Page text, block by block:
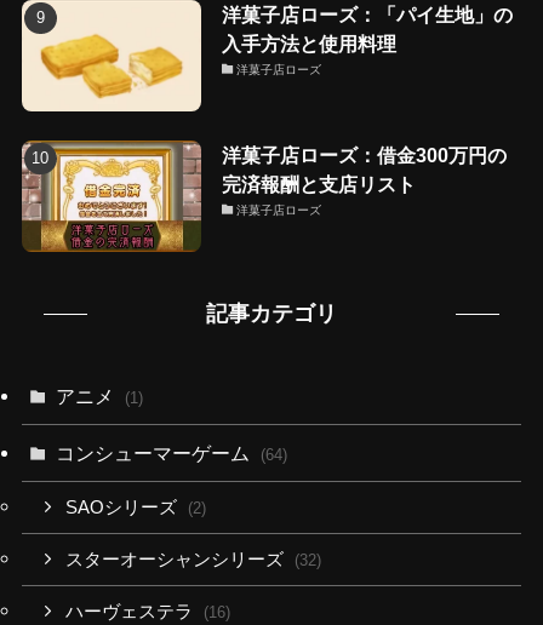
洋菓子店ローズ：「パイ生地」の
入手方法と使用料理
洋菓子店ローズ
洋菓子店ローズ：借金300万円の
完済報酬と支店リスト
洋菓子店ローズ
記事カテゴリ
アニメ (1)
コンシューマーゲーム (64)
SAOシリーズ (2)
スターオーシャンシリーズ (32)
ハーヴェステラ (16)